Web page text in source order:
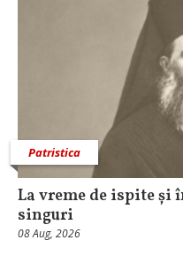
Patristica
La vreme de ispite și
singuri
08 Aug, 2026